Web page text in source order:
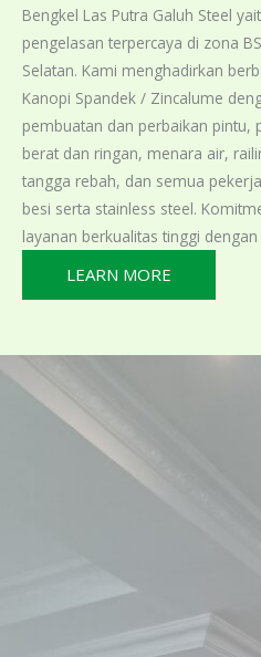
Bengkel Las Putra Galuh Steel
pengelasan terpercaya di zona
Selatan. Kami menghadirkan
Kanopi Spandek / Zincalume
pembuatan dan perbaikan pintu,
berat dan ringan, menara air,
tangga rebah, dan semua
besi serta stainless steel.
layanan berkualitas tinggi
LEARN MORE